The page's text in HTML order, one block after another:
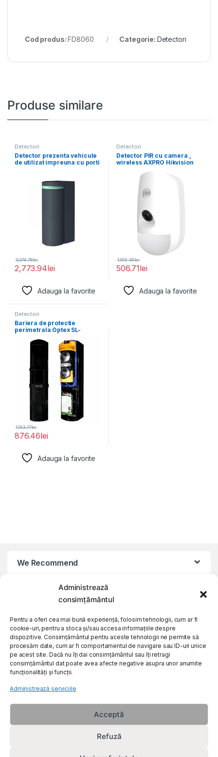
Administrează
consimțământul
Pentru a oferi cea mai bună experiență, folosim tehnologii, cum ar fi
cookie-uri, pentru a stoca și/sau accesa informațiile despre
dispozitive. Consimțământul pentru aceste tehnologii ne permite să
procesăm date, cum ar fi comportamentul de navigare sau ID-uri unice
pe acest site. Dacă nu îți dai consimțământul sau îți retragi
consimțământul dat poate avea afecte negative asupra unor anumite
funcționalități și funcții.
Administrează serviciile
Acceptă
Refuză
Cod produs:FD8060 Categorie: Detectori
Produse similare
Detectori
Detector prezenta vehicule
de utilizat impreuna cu porti
2,773.94lei
3,374.78lei
Adauga la favorite
Detectori
Detector PIR cu camera ,
wireless AXPRO Hikvision
frecventa
506.71lei
1,155.45lei
Adauga la favorite
Detectori
Bariera de protectie
perimetrala Optex SL-
876.46lei
1,153.77lei
Adauga la favorite
We Recommend
My Account
Customer Care
About Us